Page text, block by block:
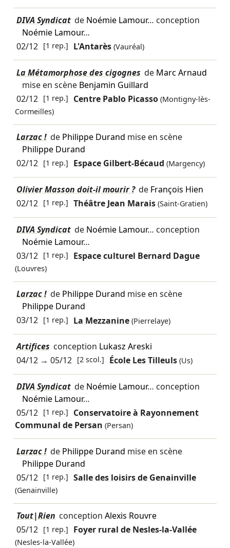
DIVA Syndicat de Noémie Lamour… conception
Noémie Lamour…
02/12 [1 rep.] L'Antarès (Vauréal)
La Métamorphose des cigognes de Marc Arnaud
mise en scène Benjamin Guillard
02/12 [1 rep.] Centre Pablo Picasso (Montigny-lès-
Cormeilles)
Larzac ! de Philippe Durand mise en scène
Philippe Durand
02/12 [1 rep.] Espace Gilbert-Bécaud (Margency)
Olivier Masson doit-il mourir ? de François Hien
02/12 [1 rep.] Théâtre Jean Marais (Saint-Gratien)
DIVA Syndicat de Noémie Lamour… conception
Noémie Lamour…
03/12 [1 rep.] Espace culturel Bernard Dague
(Louvres)
Larzac ! de Philippe Durand mise en scène
Philippe Durand
03/12 [1 rep.] La Mezzanine (Pierrelaye)
Artifices conception Lukasz Areski
04/12→ 05/12 [2 scol.] École Les Tilleuls (Us)
DIVA Syndicat de Noémie Lamour… conception
Noémie Lamour…
05/12 [1 rep.]
Conservatoire à Rayonnement
Communal de Persan (Persan)
Larzac ! de Philippe Durand mise en scène
Philippe Durand
05/12 [1 rep.] Salle des loisirs de Genainville
(Genainville)
Tout|Rien conception Alexis Rouvre
05/12 [1 rep.] Foyer rural de Nesles-la-Vallée
(Nesles-la-Vallée)